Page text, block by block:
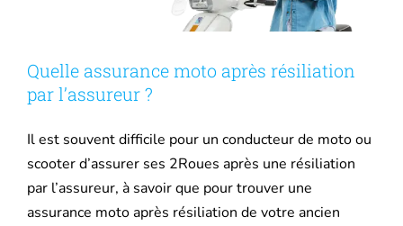
Quelle assurance moto après résiliation
par l’assureur ?
Il est souvent difficile pour un conducteur de moto ou
scooter d’assurer ses 2Roues après une résiliation
par l’assureur, à savoir que pour trouver une
assurance moto après résiliation de votre ancien